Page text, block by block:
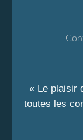
« Le plaisir
toutes les